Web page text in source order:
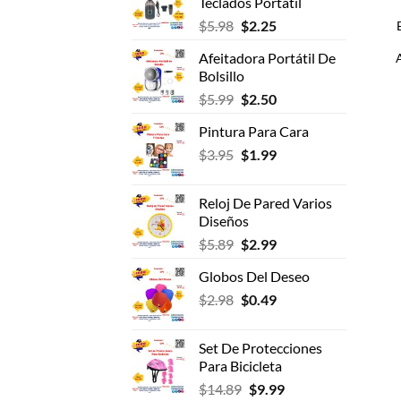
era:
$7.75.
es:
$3.99.
$5.98 El
original
era:
$5.98.
$2.25El
actual
$2.25.
Afeitadora Portátil De
Bolsillo
$5.99 El
original
era:
$2.50El
actual
es:
Pintura Para Cara
$3.95 El
era:
$3.95.
$1.99El
es:
Reloj De Pared Varios
Diseños
$5.89 El
original
era:
$2.99El
actual
es:
Globos Del Deseo
$2.98 El
era:
$2.98.
$0.49El
es:
$0.49.
Set De Protecciones
Para Bicicleta
$14.89 El
$9.99El